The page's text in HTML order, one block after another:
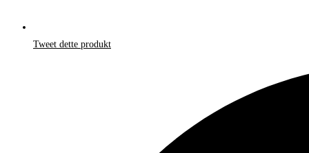
Tweet dette produkt